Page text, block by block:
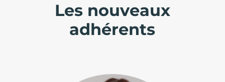
Les nouveaux
adhérents